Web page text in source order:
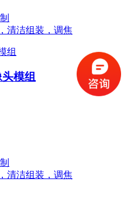
清洁组装，调焦
模组
清洁组装，调焦